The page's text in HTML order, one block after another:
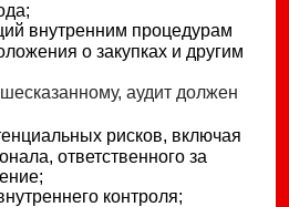
внутренним процедурам
о закупках и другим
аудит должен
рисков, включая
ответственного за
контроля;